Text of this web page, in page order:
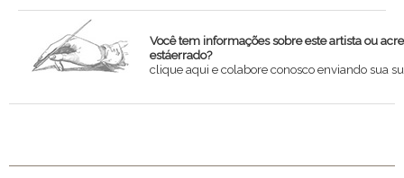
Você tem informações sobre este artista ou
estáerrado?
clique aqui e colabore conosco enviando sua